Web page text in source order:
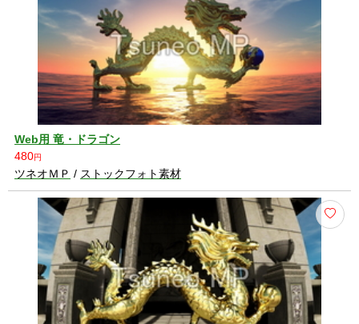
Web用 竜・ドラゴン
480円
ツネオＭＰ / ストックフォト素材